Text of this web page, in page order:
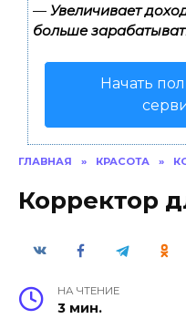
— Увеличивает
больше
Начать
ГЛАВНАЯ » КРАСОТА »
Корректор
НА ЧТЕНИЕ
3 мин.